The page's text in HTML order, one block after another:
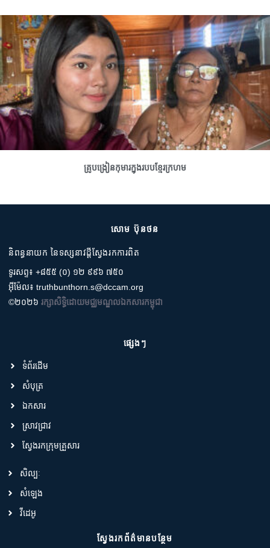
គ្រូបង្រៀនកុមារក្នុងរបបខ្មែរក្រហម
សោម ប៊ុនថន
និពន្ធនាយក នៃទស្សនាវដ្តីស្វែងរកការពិត
ទូរសព្ទ៖ +៨៥៥ (០) ១២ ៩៩៦ ៧៥០
អ៊ីម៉ែល៖ truthbunthorn.s@dccam.org
©២០២៦ រក្សាសិទ្ធិដោយមជ្ឈមណ្ឌលឯកសារកម្ពុជា
ផ្សេងៗ
ទំព័រដើម
សំបុត្រ
ឯកសារ
ស្រាវជ្រាវ
ស្វែងរកក្រុមគ្រួសារ
សិល្បៈ
សំឡេង
វីដេអូ
ស្វែងរកព័ត៌មានបន្ថែម